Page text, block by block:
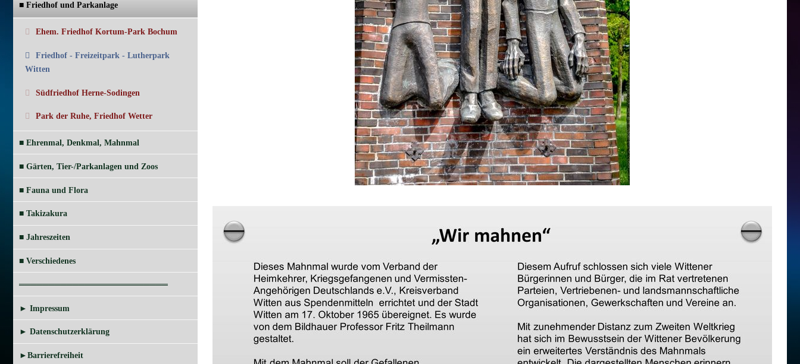
■ Friedhof und Parkanlage
Ehem. Friedhof Kortum-Park Bochum
Friedhof - Freizeitpark - Lutherpark
Witten
Südfriedhof Herne-Sodingen
Park der Ruhe, Friedhof Wetter
■ Ehrenmal, Denkmal, Mahnmal
■ Gärten, Tier-/Parkanlagen und Zoos
■ Fauna und Flora
■ Takizakura
■ Jahreszeiten
■ Verschiedenes
═════════════════════════
► Impressum
► Datenschutzerklärung
►Barrierefreiheit